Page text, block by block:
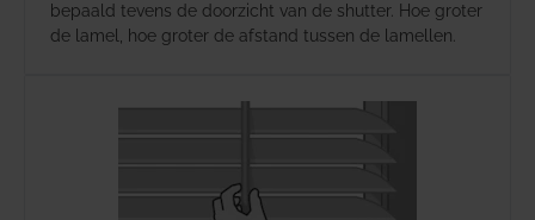
bepaald tevens de doorzicht van de shutter. Hoe groter
de lamel, hoe groter de afstand tussen de lamellen.